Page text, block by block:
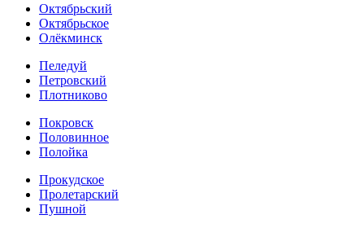
Октябрьский
Октябрьское
Олёкминск
Пеледуй
Петровский
Плотниково
Покровск
Половинное
Полойка
Прокудское
Пролетарский
Пушной